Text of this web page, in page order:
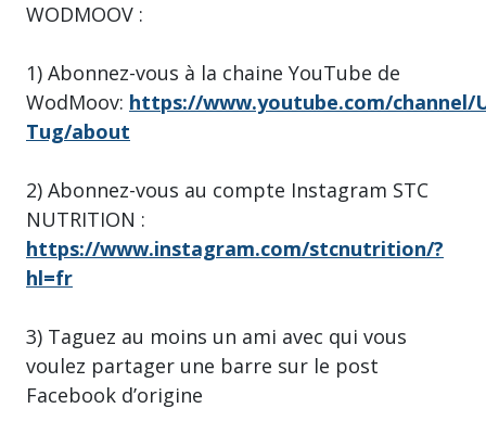
WODMOOV :
1) Abonnez-vous à la chaine YouTube de
WodMoov: https://www.youtube.com/channel/
Tug/about
2) Abonnez-vous au compte Instagram STC
NUTRITION :
https://www.instagram.com/stcnutrition/?
hl=fr
3) Taguez au moins un ami avec qui vous
voulez partager une barre sur le post
Facebook d’origine